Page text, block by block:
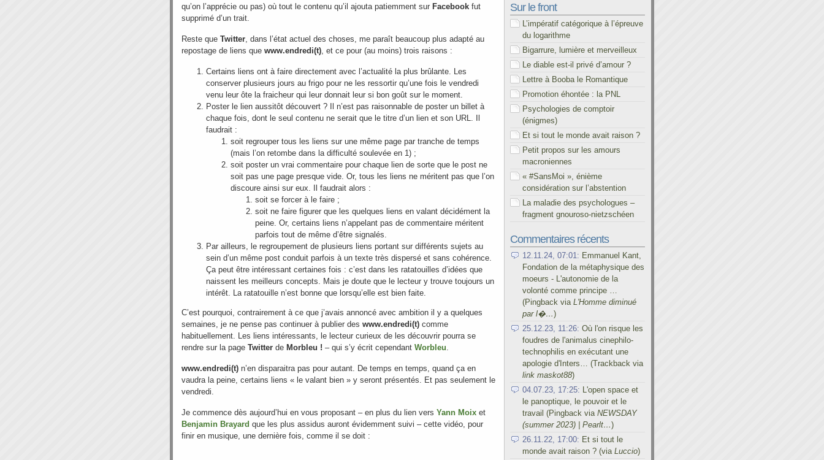
qu’on l’apprécie ou pas) où tout le contenu qu’il ajouta patiemment sur Facebook fut
supprimé d’un trait.
Reste que Twitter, dans l’état actuel des choses, me paraît beaucoup plus adapté au
repostage de liens que www.endredi(t), et ce pour (au moins) trois raisons :
Certains liens ont à faire directement avec l’actualité la plus brûlante. Les
conserver plusieurs jours au frigo pour ne les ressortir qu’une fois le vendredi
venu leur ôte la fraicheur qui leur donnait leur si bon goût sur le moment.
Poster le lien aussitôt découvert ? Il n’est pas raisonnable de poster un billet à
chaque fois, dont le seul contenu ne serait que le titre d’un lien et son URL. Il
faudrait :
soit regrouper tous les liens sur une même page par tranche de temps
(mais l’on retombe dans la difficulté soulevée en 1) ;
soit poster un vrai commentaire pour chaque lien de sorte que le post ne
soit pas une page presque vide. Or, tous les liens ne méritent pas que l’on
discoure ainsi sur eux. Il faudrait alors :
soit se forcer à le faire ;
soit ne faire figurer que les quelques liens en valant décidément la
peine. Or, certains liens n’appelant pas de commentaire méritent
parfois tout de même d’être signalés.
Par ailleurs, le regroupement de plusieurs liens portant sur différents sujets au
sein d’un même post conduit parfois à un texte très dispersé et sans cohérence.
Ça peut être intéressant certaines fois : c’est dans les ratatouilles d’idées que
naissent les meilleurs concepts. Mais je doute que le lecteur y trouve toujours un
intérêt. La ratatouille n’est bonne que lorsqu’elle est bien faite.
C’est pourquoi, contrairement à ce que j’avais annoncé avec ambition il y a quelques
semaines, je ne pense pas continuer à publier des www.endredi(t) comme
habituellement. Les liens intéressants, le lecteur curieux de les découvrir pourra se
rendre sur la page Twitter de Morbleu ! – qui s’y écrit cependant Worbleu
www.endredi(t) n’en disparaitra pas pour autant. De temps en temps, quand ça en
vaudra la peine, certains liens « le valant bien » y seront présentés. Et pas seulement le
vendredi.
Je commence dès aujourd’hui en vous proposant – en plus du lien vers Yann Moix et
Benjamin Brayard que les plus assidus auront évidemment suivi – cette vidéo, pour
finir en musique, une dernière fois, comme il se doit :
Sur le front
L’impératif catégorique à l’épreuve
du logarithme
Bigarrure, lumière et merveilleux
Le diable est-il privé d’amour ?
Lettre à Booba le Romantique
Promotion éhontée : la PNL
Psychologies de comptoir
(énigmes)
Et si tout le monde avait raison ?
Petit propos sur les amours
macroniennes
« #SansMoi », énième
considération sur l’abstention
La maladie des psychologues –
fragment gnouroso-nietzschéen
Commentaires récents
12.11.24, 07:01: Emmanuel Kant,
Fondation de la métaphysique des
moeurs - L'autonomie de la
volonté comme principe …
(Pingback via L'Homme diminué
par l�…)
25.12.23, 11:26: Où l'on risque les
foudres de l'animalus cinephilo-
technophilis en exécutant une
apologie d'Inters… (Trackback via
link maskot88)
04.07.23, 17:25: L'open space et
le panoptique, le pouvoir et le
travail (Pingback via NEWSDAY
(summer 2023) | Pearlt…)
26.11.22, 17:00: Et si tout le
monde avait raison ? (via Luccio)